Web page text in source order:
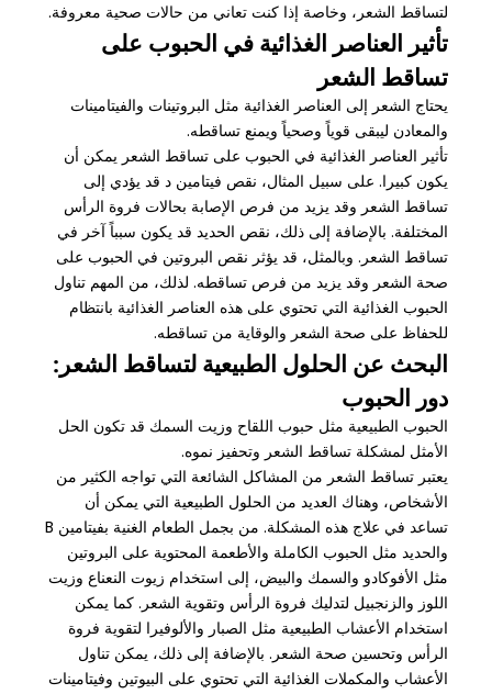
لتساقط الشعر، وخاصة إذا كنت تعاني من حالات صحية معروفة.
تأثير العناصر الغذائية في الحبوب على
تساقط الشعر
يحتاج الشعر إلى العناصر الغذائية مثل البروتينات والفيتامينات
والمعادن ليبقى قوياً وصحياً ويمنع تساقطه.
تأثير العناصر الغذائية في الحبوب على تساقط الشعر يمكن أن
يكون كبيرا. على سبيل المثال، نقص فيتامين د قد يؤدي إلى
تساقط الشعر وقد يزيد من فرص الإصابة بحالات فروة الرأس
المختلفة. بالإضافة إلى ذلك، نقص الحديد قد يكون سبباً آخر في
تساقط الشعر. وبالمثل، قد يؤثر نقص البروتين في الحبوب على
صحة الشعر وقد يزيد من فرص تساقطه. لذلك، من المهم تناول
الحبوب الغذائية التي تحتوي على هذه العناصر الغذائية بانتظام
للحفاظ على صحة الشعر والوقاية من تساقطه.
البحث عن الحلول الطبيعية لتساقط الشعر:
دور الحبوب
الحبوب الطبيعية مثل حبوب اللقاح وزيت السمك قد تكون الحل
الأمثل لمشكلة تساقط الشعر وتحفيز نموه.
يعتبر تساقط الشعر من المشاكل الشائعة التي تواجه الكثير من
الأشخاص، وهناك العديد من الحلول الطبيعية التي يمكن أن
تساعد في علاج هذه المشكلة. من بجمل الطعام الغنية بفيتامين B
والحديد مثل الحبوب الكاملة والأطعمة المحتوية على البروتين
مثل الأفوكادو والسمك والبيض، إلى استخدام زيوت النعناع وزيت
اللوز والزنجبيل لتدليك فروة الرأس وتقوية الشعر. كما يمكن
استخدام الأعشاب الطبيعية مثل الصبار والألوفيرا لتقوية فروة
الرأس وتحسين صحة الشعر. بالإضافة إلى ذلك، يمكن تناول
الأعشاب والمكملات الغذائية التي تحتوي على البيوتين وفيتامينات